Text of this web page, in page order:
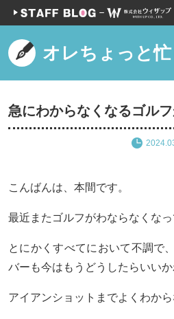
オレちょっと忙
急にわからなくなるゴル
こんばんは、本間です。
最近またゴルフがわならなくなっ
とにかくすべてにおいて不調で
バーも今はもうどうしたらいい
アイアンショットまでよくわから